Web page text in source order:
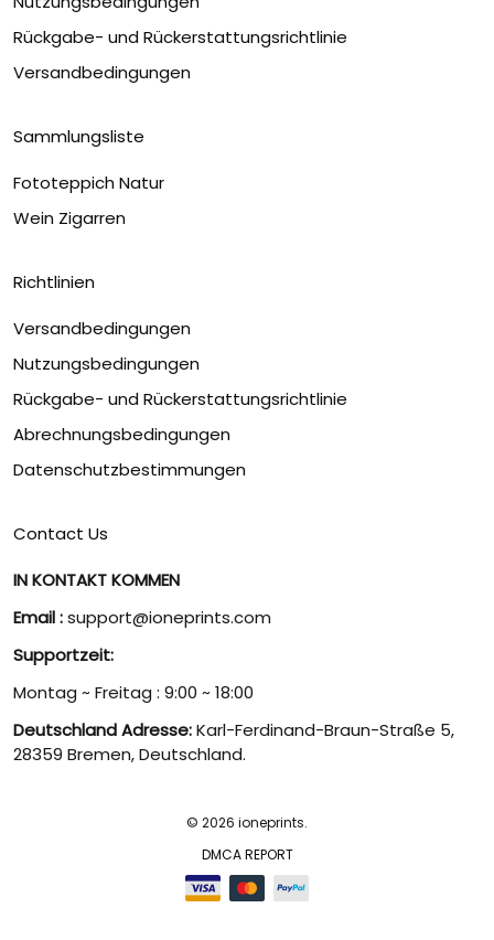
Rückgabe- und Rückerstattungsrichtlinie
Versandbedingungen
Sammlungsliste
Fototeppich Natur
Wein Zigarren
Richtlinien
Versandbedingungen
Nutzungsbedingungen
Rückgabe- und Rückerstattungsrichtlinie
Abrechnungsbedingungen
Datenschutzbestimmungen
Contact Us
IN KONTAKT KOMMEN
Email :support@ioneprints.com
Supportzeit:
Montag ~ Freitag : 9:00 ~ 18:00
Deutschland Adresse:Karl-Ferdinand-Braun-Straße 5,
28359 Bremen, Deutschland.
© 2026 ioneprints.
DMCA REPORT